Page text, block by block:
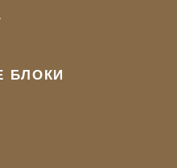
БЛОКИ